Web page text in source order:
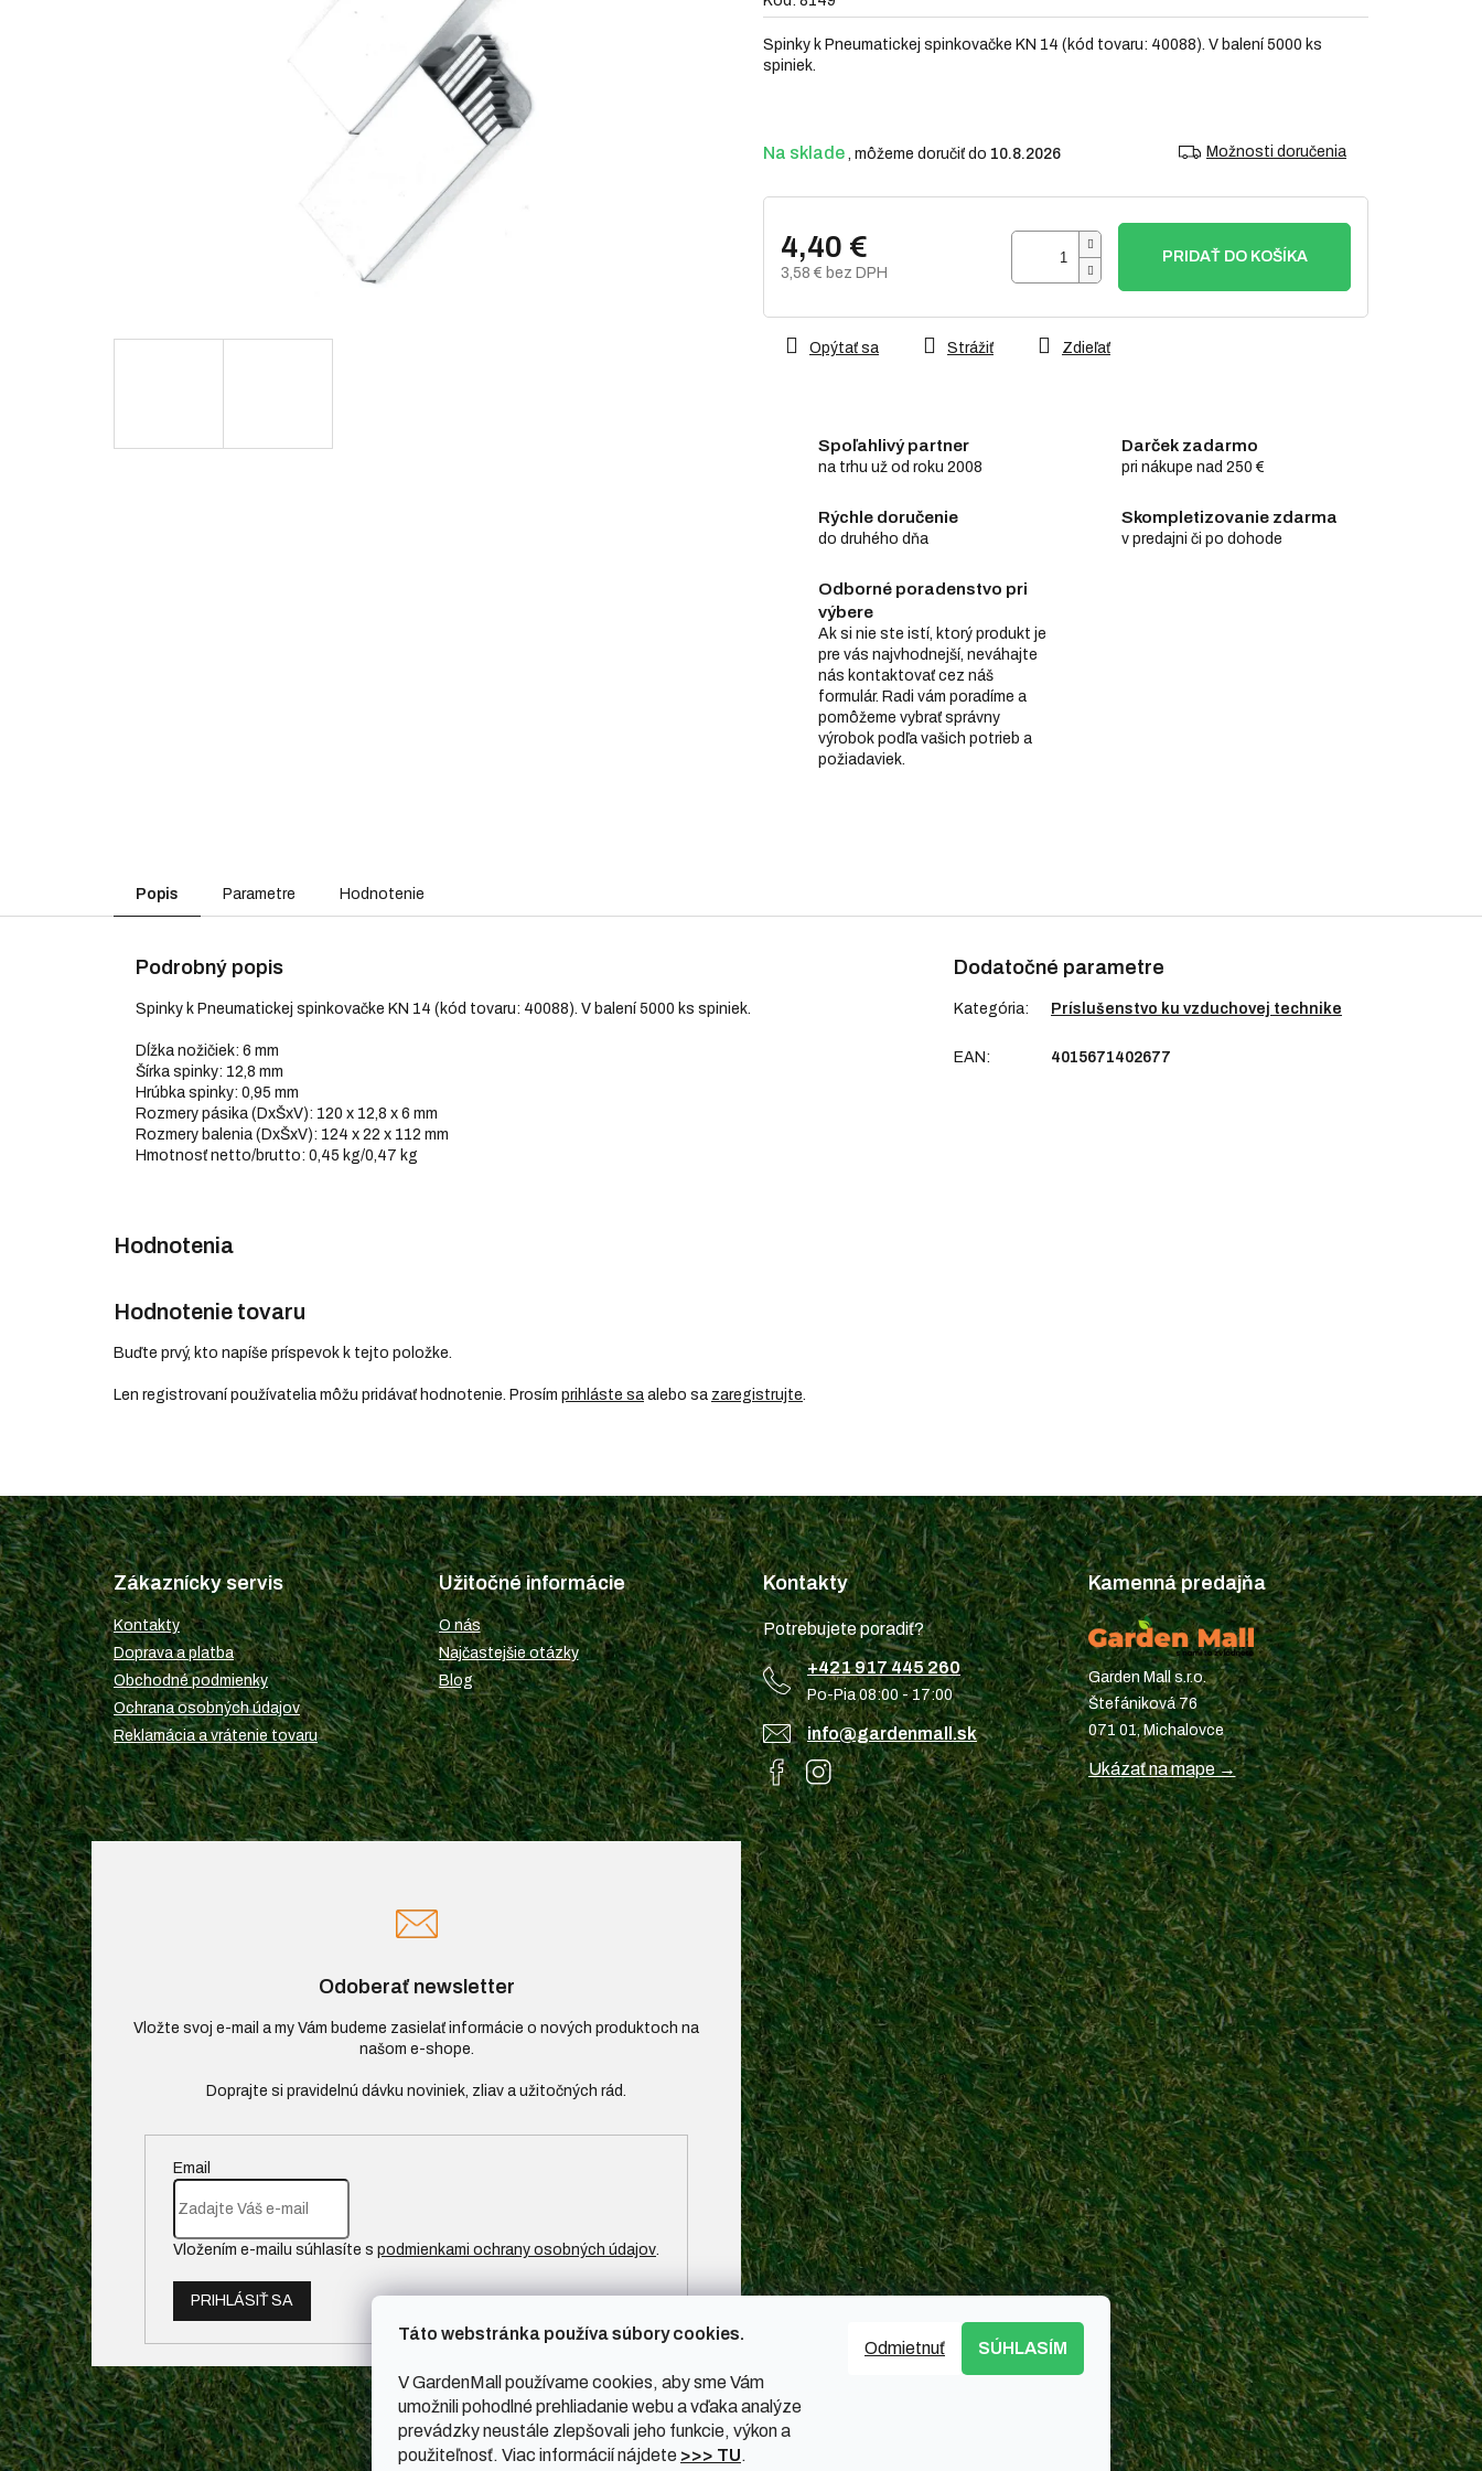
Táto webstránka používa súbory cookies.
V GardenMall používame cookies, aby sme Vám
umožnili pohodlné prehliadanie webu a vďaka analýze
prevádzky neustále zlepšovali jeho funkcie, výkon a
použiteľnosť. Viac informácií nájdete >>> TU.
Odmietnuť SÚHLASÍM
Na sklade 10.8.2026 Možnosti doručenia
4,40 €
3,58 € bez DPH
PRIDAŤ DO KOŠÍKA
Spinky k Pneumatickej spinkovačke KN 14 (kód tovaru: 40088). V balení 5000 ks
spiniek.
Opýtať sa Strážiť Zdieľať
Spoľahlivý partner
na trhu už od roku 2008
Darček zadarmo
pri nákupe nad 250 €
Rýchle doručenie
do druhého dňa
Skompletizovanie zdarma
v predajni či po dohode
Odborné poradenstvo pri
výbere
Ak si nie ste istí, ktorý produkt je
pre vás najvhodnejší, neváhajte
nás kontaktovať cez náš
formulár. Radi vám poradíme a
pomôžeme vybrať správny
výrobok podľa vašich potrieb a
požiadaviek.
0,0
5
hviezdičiek.
Popis Parametre Hodnotenie
Podrobný popis
Spinky k Pneumatickej spinkovačke KN 14 (kód tovaru: 40088). V balení 5000 ks spiniek.
Dĺžka nožičiek: 6 mm
Šírka spinky: 12,8 mm
Hrúbka spinky: 0,95 mm
Rozmery pásika (DxŠxV): 120 x 12,8 x 6 mm
Rozmery balenia (DxŠxV): 124 x 22 x 112 mm
Hmotnosť netto/brutto: 0,45 kg/0,47 kg
Dodatočné parametre
Kategória: Príslušenstvo ku vzduchovej technike
EAN : 4015671402677
Hodnotenie tovaru
Buďte prvý, kto napíše príspevok k tejto položke.
Len registrovaní používatelia môžu pridávať hodnotenie. Prosím prihláste sa alebo sa zaregistrujte
Z
á
p
ä
t
i
e
Zákaznícky servis
Kontakty
Doprava a platba
Obchodné podmienky
Ochrana osobných údajov
Reklamácia a vrátenie tovaru
Užitočné informácie
O nás
Najčastejšie otázky
Blog
Kontakty
Potrebujete poradiť?
+421 917 445 260
Po-Pia 08:00 - 17:00
info@gardenmall.sk
Kamenná predajňa
Garden Mall s.r.o.
Štefániková 76
071 01, Michalovce
Ukázať na mape →
Odoberať newsletter
Vložte svoj e-mail a my Vám budeme zasielať informácie o nových produktoch na
našom e-shope.
Email
Vložením e-mailu súhlasíte s podmienkami ochrany osobných údajov
PRIHLÁSIŤ SA